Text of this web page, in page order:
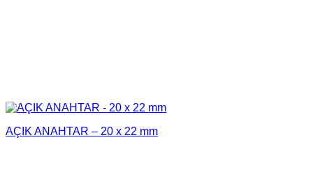
AÇIK ANAHTAR – 20 x 22 mm